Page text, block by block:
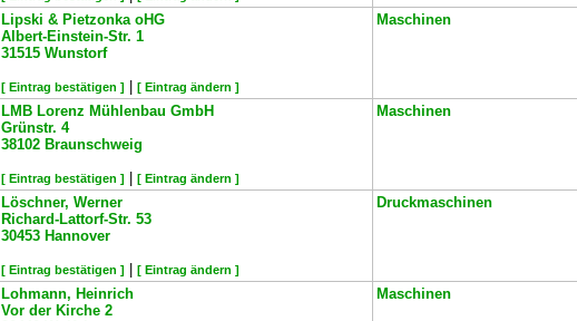
Lipski & Pietzonka oHG
Albert-Einstein-Str. 1
31515 Wunstorf
[ Eintrag bestätigen ] [ Eintrag ändern ]
Maschinen
LMB Lorenz Mühlenbau GmbH
Grünstr. 4
38102 Braunschweig
[ Eintrag bestätigen ] [ Eintrag ändern ]
Maschinen
Löschner, Werner
Richard-Lattorf-Str. 53
30453 Hannover
[ Eintrag bestätigen ] [ Eintrag ändern ]
Druckmaschinen
Lohmann, Heinrich
Vor der Kirche 2
Maschinen